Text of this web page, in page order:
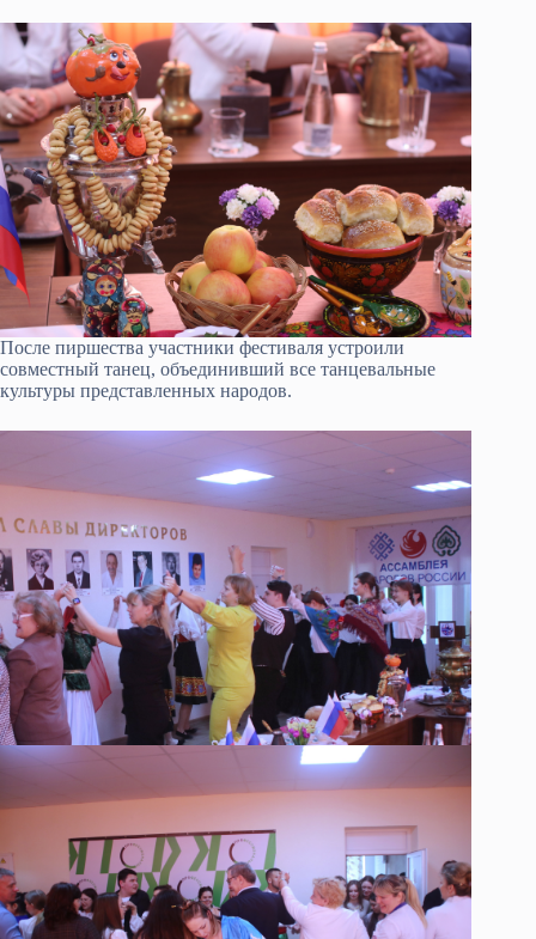
После пиршества участники фестиваля устроили
совместный танец, объединивший все танцевальные
культуры представленных народов.